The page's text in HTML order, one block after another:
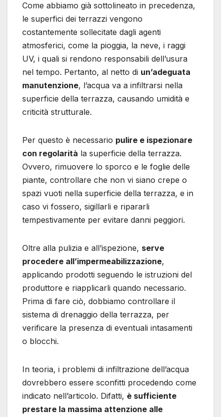
Come abbiamo già sottolineato in precedenza,
le superfici dei terrazzi vengono
costantemente sollecitate dagli agenti
atmosferici, come la pioggia, la neve, i raggi
UV, i quali si rendono responsabili dell’usura
nel tempo. Pertanto, al netto di un’adeguata
manutenzione, l’acqua va a infiltrarsi nella
superficie della terrazza, causando umidità e
criticità strutturale.
Per questo è necessario pulire e ispezionare
con regolarità la superficie della terrazza.
Ovvero, rimuovere lo sporco e le foglie delle
piante, controllare che non vi siano crepe o
spazi vuoti nella superficie della terrazza, e in
caso vi fossero, sigillarli e ripararli
tempestivamente per evitare danni peggiori.
Oltre alla pulizia e all’ispezione, serve
procedere all’impermeabilizzazione,
applicando prodotti seguendo le istruzioni del
produttore e riapplicarli quando necessario.
Prima di fare ciò, dobbiamo controllare il
sistema di drenaggio della terrazza, per
verificare la presenza di eventuali intasamenti
o blocchi.
In teoria, i problemi di infiltrazione dell’acqua
dovrebbero essere sconfitti procedendo come
indicato nell’articolo. Difatti, è sufficiente
prestare la massima attenzione alle